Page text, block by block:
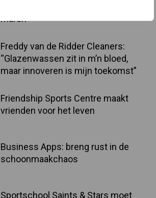
maren
Freddy van de Ridder Cleaners:
“Glazenwassen zit in m’n bloed,
maar innoveren is mijn toekomst”
Friendship Sports Centre maakt
vrienden voor het leven
Business Apps: breng rust in de
schoonmaakchaos
Sportschool Saints & Stars moet